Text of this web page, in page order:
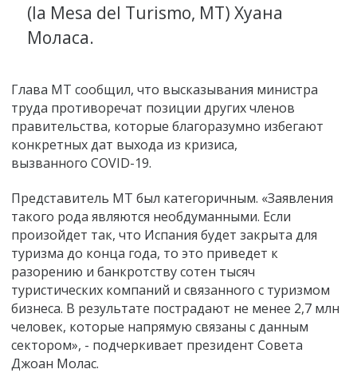
(la Mesa del Turismo, MT) Хуана
Моласа.
Глава МТ сообщил, что высказывания министра
труда противоречат позиции других членов
правительства, которые благоразумно избегают
конкретных дат выхода из кризиса,
вызванного COVID-19.
Представитель MT был категоричным. «Заявления
такого рода являются необдуманными. Если
произойдет так, что Испания будет закрыта для
туризма до конца года, то это приведет к
разорению и банкротству сотен тысяч
туристических компаний и связанного с туризмом
бизнеса. В результате пострадают не менее 2,7 млн
человек, которые напрямую связаны с данным
сектором», - подчеркивает президент Совета
Джоан Молас.